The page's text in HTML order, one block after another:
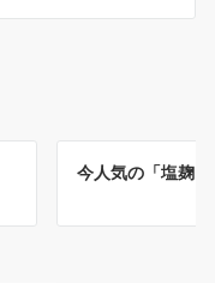
今人気の「塩麹